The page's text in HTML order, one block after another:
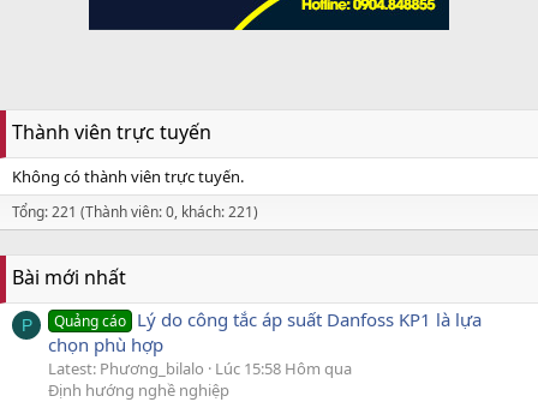
Thành viên trực tuyến
Không có thành viên trực tuyến.
Tổng: 221 (Thành viên: 0, khách: 221)
Bài mới nhất
P Quảng cáo Lý do công tắc áp suất Danfoss KP1 là lựa
chọn phù hợp
Latest: Phương_bilalo
Lúc 15:58 Hôm qua
Định hướng nghề nghiệp